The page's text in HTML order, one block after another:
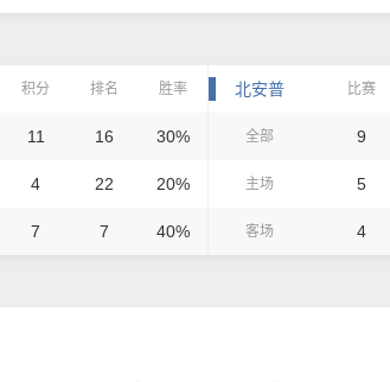
积分 排名 胜率
11 16 30%
4 22 20%
7 7 40%
北安普 比赛
全部 9
主场 5
客场 4